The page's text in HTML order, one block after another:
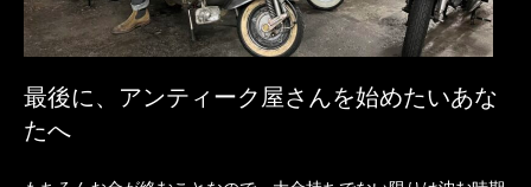
最後に、アンティーク屋さんを始めたいあな
たへ